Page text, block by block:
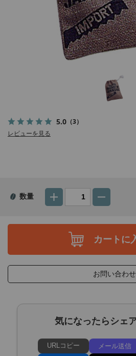
5.0（3）
レビューを見る
数量
カートに
お問い合わせ
気になったらシェ
URLコピー メール送信